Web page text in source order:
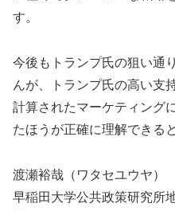
す。
今後もトランプ氏の狙い通
んが、トランプ氏の高い支
計算されたマーケティング
たほうが正確に理解できる
渡瀬裕哉（ワタセユウヤ）
早稲田大学公共政策研究所